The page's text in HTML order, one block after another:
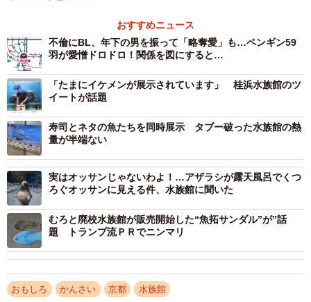
ンペーンを行っている。「チンアナ語録」は今年初めての
試みで、「来場者にチンアナゴの生態に興味を持ってもら
えるよう、企画しました」（広報担当）という。
カードは全部で８種類。繁殖行動のほかにも「砂のなか
ではくねくねして、ふんばっている」など、思わず想像を
たくましくしてしまう文言もあれば、「犬のチンに顔がに
ているから、チンアナゴ」のように誰かに教えてあげたく
なるトリビアもある。
おすすめニュース
不倫にBL、年下の男を振って「略奪愛」も…ペンギン59
羽が愛憎ドロドロ！関係を図にすると…
「たまにイケメンが展示されています」 桂浜水族館のツ
イートが話題
寿司とネタの魚たちを同時展示 タブー破った水族館の熱
量が半端ない
実はオッサンじゃないわよ！…アザラシが露天風呂でくつ
ろぐオッサンに見える件、水族館に聞いた
むろと廃校水族館が販売開始した“魚拓サンダル”が”話
題 トランプ流ＰＲでニンマリ
おもしろ かんさい 京都 水族館